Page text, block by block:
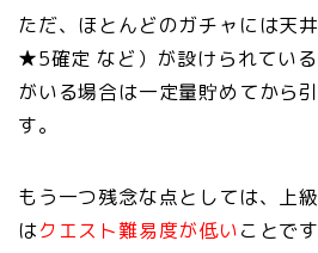
ただ、ほとんどのガチャには
★5確定 など）が設けられてい
がいる場合は一定量貯めてから
す。
もう一つ残念な点としては、上
はクエスト難易度が低いことです